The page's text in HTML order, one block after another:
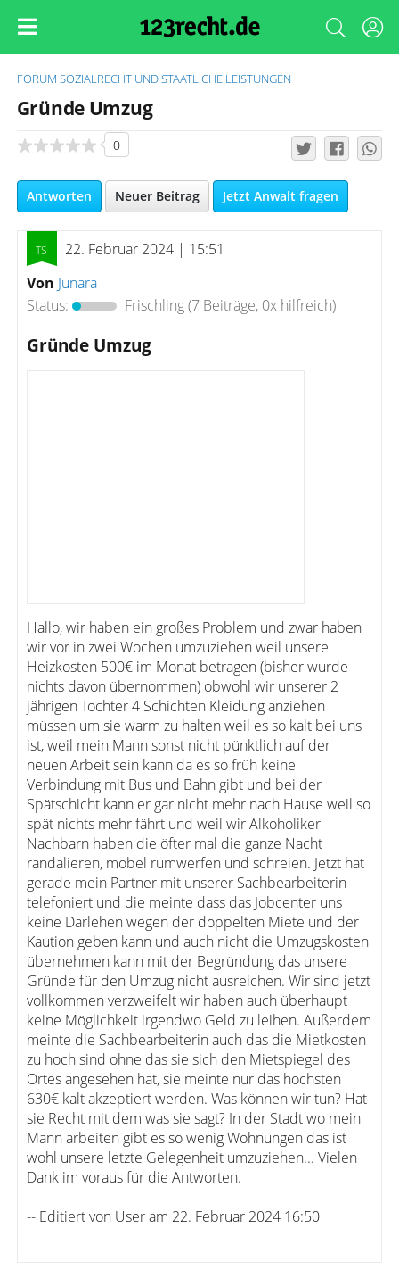
FORUM SOZIALRECHT UND STAATLICHE LEISTUNGEN
Gründe Umzug
0
Antworten Neuer Beitrag Jetzt Anwalt fragen
22. Februar 2024 | 15:51
Von Junara
Status:
Frischling(7 Beiträge, 0x hilfreich)
Gründe Umzug
Hallo, wir haben ein großes Problem und zwar haben
wir vor in zwei Wochen umzuziehen weil unsere
Heizkosten 500€ im Monat betragen (bisher wurde
nichts davon übernommen) obwohl wir unserer 2
jährigen Tochter 4 Schichten Kleidung anziehen
müssen um sie warm zu halten weil es so kalt bei uns
ist, weil mein Mann sonst nicht pünktlich auf der
neuen Arbeit sein kann da es so früh keine
Verbindung mit Bus und Bahn gibt und bei der
Spätschicht kann er gar nicht mehr nach Hause weil so
spät nichts mehr fährt und weil wir Alkoholiker
Nachbarn haben die öfter mal die ganze Nacht
randalieren, möbel rumwerfen und schreien. Jetzt hat
gerade mein Partner mit unserer Sachbearbeiterin
telefoniert und die meinte dass das Jobcenter uns
keine Darlehen wegen der doppelten Miete und der
Kaution geben kann und auch nicht die Umzugskosten
übernehmen kann mit der Begründung das unsere
Gründe für den Umzug nicht ausreichen. Wir sind jetzt
vollkommen verzweifelt wir haben auch überhaupt
keine Möglichkeit irgendwo Geld zu leihen. Außerdem
meinte die Sachbearbeiterin auch das die Mietkosten
zu hoch sind ohne das sie sich den Mietspiegel des
Ortes angesehen hat, sie meinte nur das höchsten
630€ kalt akzeptiert werden. Was können wir tun? Hat
sie Recht mit dem was sie sagt? In der Stadt wo mein
Mann arbeiten gibt es so wenig Wohnungen das ist
wohl unsere letzte Gelegenheit umzuziehen... Vielen
Dank im voraus für die Antworten.
-- Editiert von User am 22. Februar 2024 16:50